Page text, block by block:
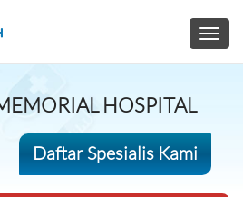
Toggle
HOSPITAL
Daftar Spesialis Kami